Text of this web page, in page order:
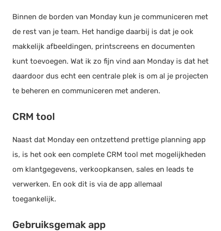
Binnen de borden van Monday kun je communiceren met
de rest van je team. Het handige daarbij is dat je ook
makkelijk afbeeldingen, printscreens en documenten
kunt toevoegen. Wat ik zo fijn vind aan Monday is dat het
daardoor dus echt een centrale plek is om al je projecten
te beheren en communiceren met anderen.
CRM tool
Naast dat Monday een ontzettend prettige planning app
is, is het ook een complete CRM tool met mogelijkheden
om klantgegevens, verkoopkansen, sales en leads te
verwerken. En ook dit is via de app allemaal
toegankelijk.
Gebruiksgemak app